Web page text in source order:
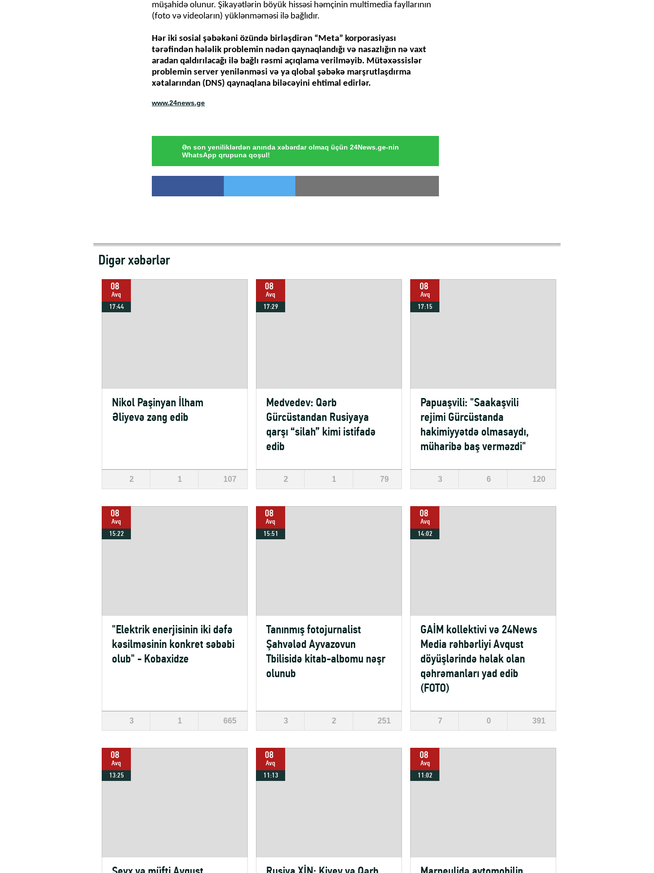
müşahidə olunur. Şikayətlərin böyük hissəsi həmçinin multimedia fayllarının
(foto və videoların) yüklənməməsi ilə bağlıdır.
Hər iki sosial şəbəkəni özündə birləşdirən “Meta” korporasiyası
tərəfindən hələlik problemin nədən qaynaqlandığı və nasazlığın nə vaxt
aradan qaldırılacağı ilə bağlı rəsmi açıqlama verilməyib. Mütəxəssislər
problemin server yenilənməsi və ya qlobal şəbəkə marşrutlaşdırma
xətalarından (DNS) qaynaqlana biləcəyini ehtimal edirlər.
www.24news.ge
Ən son yeniliklərdən anında xəbərdar olmaq üçün 24News.ge-nin
WhatsApp qrupuna qoşul!
Digər xəbərlər
08
Avq
17:44
Nikol Paşinyan İlham
Əliyevə zəng edib
2 1 107
08
Avq
17:29
Medvedev: Qərb
Gürcüstandan Rusiyaya
qarşı “silah” kimi istifadə
edib
2 1 79
08
Avq
17:15
Papuaşvili: "Saakaşvili
rejimi Gürcüstanda
hakimiyyətdə olmasaydı,
müharibə baş verməzdi"
3 6 120
08
Avq
15:22
"Elektrik enerjisinin iki dəfə
kəsilməsinin konkret səbəbi
olub" - Kobaxidze
3 1 665
08
Avq
15:51
Tanınmış fotojurnalist
Şahvələd Ayvazovun
Tbilisidə kitab-albomu nəşr
olunub
3 2 251
08
Avq
14:02
GAİM kollektivi və 24News
Media rəhbərliyi Avqust
döyüşlərində həlak olan
qəhrəmanları yad edib
(FOTO)
7 0 391
08
Avq
13:25
08
Avq
11:13
08
Avq
11:02